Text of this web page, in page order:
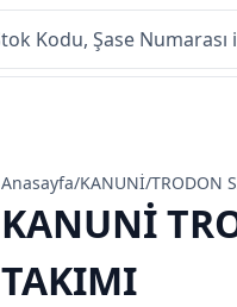
Anasayfa/KANUNİ/TRODON
KANUNİ
TAKIMI